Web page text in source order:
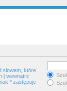
słowem, które
| wewnątrz
* zastępuje